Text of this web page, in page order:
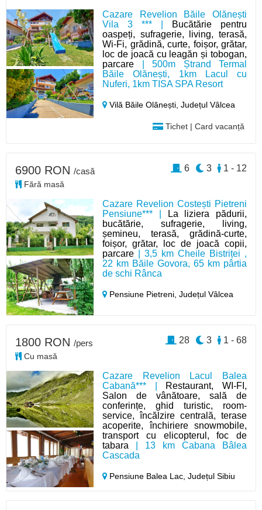
Cazare Revelion Băile Olănești
Vila 3 *** |
Bucătărie pentru
oaspeți, sufragerie, living, terasă,
Wi-Fi, grădină, curte, foișor, grătar,
loc de joacă cu leagăn și tobogan,
parcare | 500m Ștrand Termal
Băile Olănești, 1km Lacul cu
Nuferi, 1km TISA SPA Resort
Vilă Băile Olănești,Județul Vâlcea
Tichet | Card vacanță
Cazare Revelion Costești Pietreni
Pensiune*** |
La liziera pădurii,
bucătărie, sufragerie, living,
șemineu, terasă, grădină-curte,
foișor, grătar, loc de joacă copii,
parcare | 3,5 km Cheile Bistriței ,
22 km Băile Govora, 65 km pârtia
de schi Rânca
Pensiune Pietreni,Județul Vâlcea
6900 RON /casă
Fără masă
1 - 12
3
6
Cazare Revelion Lacul Balea
Cabană*** | Restaurant, WI-FI,
Salon de vânătoare, sală de
conferințe, ghid turistic, room-
service, încălzire centrală, terase
acoperite, închiriere snowmobile,
transport cu elicopterul, foc de
tabara | 13 km Cabana Bâlea
Cascada
Pensiune Balea Lac,Județul Sibiu
1800 RON /pers
Cu masă
1 - 68
3
28